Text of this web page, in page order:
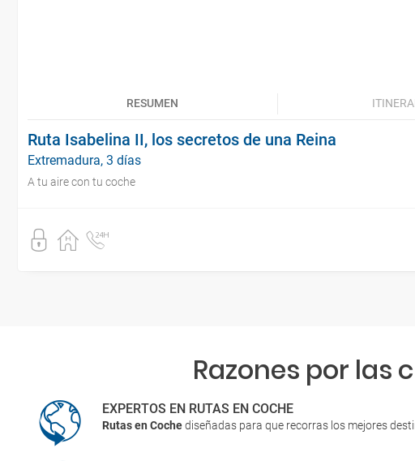
RESUMEN
Ruta Isabelina II, los secretos de una Reina
Extremadura, 3 días
A tu aire con tu coche
Razones por las
EXPERTOS EN RUTAS EN COCHE
Rutas en Cochediseñadas para que recorras los mejores